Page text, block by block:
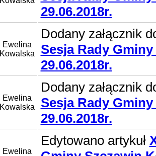
29.06.2018r.
Ewelina
Kowalska
Dodany załącznik
Sesja Rady
29.06.2018r.
Ewelina
Kowalska
Dodany załącznik
Sesja Rady
29.06.2018r.
Ewelina
Edytowano artykuł